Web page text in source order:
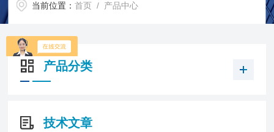
当前位置：首页 / 产品中心
产品分类
技术文章